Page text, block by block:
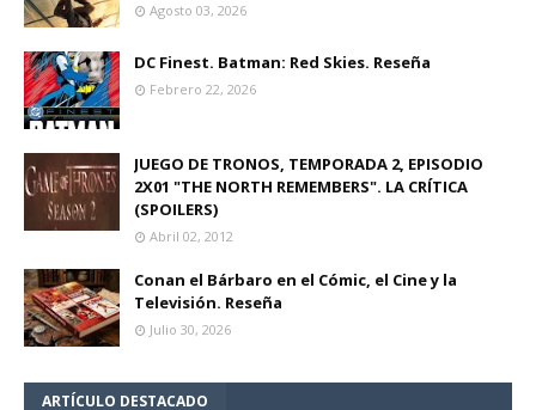
Agosto 03, 2026
DC Finest. Batman: Red Skies. Reseña
Febrero 22, 2026
JUEGO DE TRONOS, TEMPORADA 2, EPISODIO
2X01 "THE NORTH REMEMBERS". LA CRÍTICA
(SPOILERS)
Abril 02, 2012
Conan el Bárbaro en el Cómic, el Cine y la
Televisión. Reseña
Julio 30, 2026
ARTÍCULO DESTACADO